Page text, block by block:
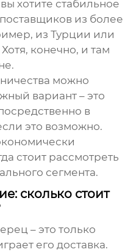
хотите стабильное
из более
из Турции или
конечно, и там
можно
вариант – это
в
это возможно.
стоит рассмотреть
сегмента.
сколько стоит
– это только
его доставка.